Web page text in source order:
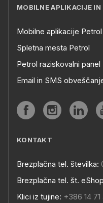
MOBILNE APLIKACIJE
Mobilne aplikacije Petrol
Spletna mesta Petrol
Petrol raziskovalni panel
Email in SMS
KONTAKT
Brezplačna tel. številka:
Brezplačna tel. št.
Klici iz tujine: +386 14